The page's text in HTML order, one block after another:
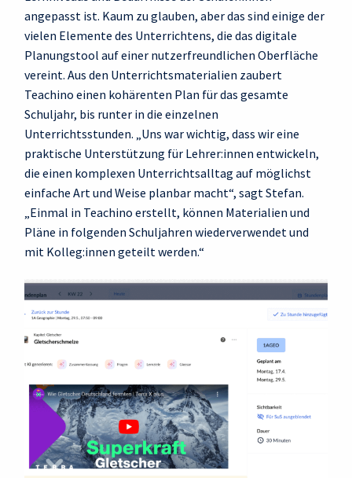
angepasst ist. Kaum zu glauben, aber das sind einige der
vielen Elemente des Unterrichtens, die das digitale
Planungstool auf einer nutzerfreundlichen Oberfläche
vereint. Aus den Unterrichtsmaterialien zaubert
Teachino einen kohärenten Plan für das gesamte
Schuljahr, bis runter in die einzelnen
Unterrichtsstunden. „Uns war wichtig, dass wir eine
praktische Unterstützung für Lehrer:innen entwickeln,
die einen komplexen Unterrichtsalltag auf möglichst
einfache Art und Weise planbar macht“, sagt Stefan.
„Einmal in Teachino erstellt, können Materialien und
Pläne in folgenden Schuljahren wiederverwendet und
mit Kolleg:innen geteilt werden.“